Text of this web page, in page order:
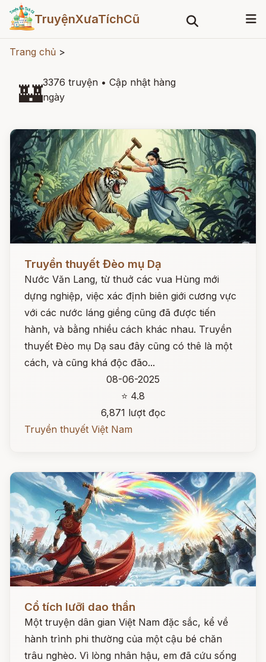
TruyệnXưaTíchCũ
Trang chủ >
🏰3376 truyện • Cập nhật hàng
ngày
Đọc ngay
Truyền thuyết Đèo mụ Dạ
Nước Văn Lang, từ thuở các vua Hùng mới
dựng nghiệp, việc xác định biên giới cương vực
với các nước láng giềng cũng đã được tiến
hành, và bằng nhiều cách khác nhau. Truyền
thuyết Đèo mụ Dạ sau đây cũng có thê là một
cách, và cũng khá độc đão...
08-06-2025
⭐ 4.8
6,871 lượt đọc
Truyền thuyết Việt Nam
Đọc ngay
Cổ tích lưỡi dao thần
Một truyện dân gian Việt Nam đặc sắc, kể về
hành trình phi thường của một cậu bé chăn
trâu nghèo. Vì lòng nhân hậu, em đã cứu sống